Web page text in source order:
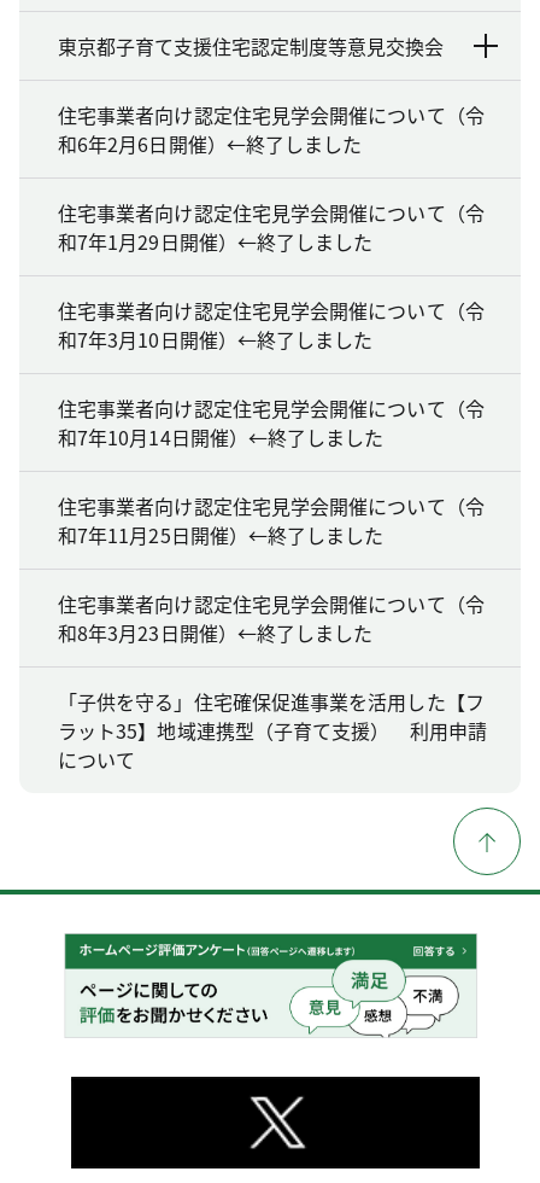
東京都子育て支援住宅認定制度等意見交換会
住宅事業者向け認定住宅見学会開催について（令
和6年2月6日開催）←終了しました
住宅事業者向け認定住宅見学会開催について（令
和7年1月29日開催）←終了しました
住宅事業者向け認定住宅見学会開催について（令
和7年3月10日開催）←終了しました
住宅事業者向け認定住宅見学会開催について（令
和7年10月14日開催）←終了しました
住宅事業者向け認定住宅見学会開催について（令
和7年11月25日開催）←終了しました
住宅事業者向け認定住宅見学会開催について（令
和8年3月23日開催）←終了しました
「子供を守る」住宅確保促進事業を活用した【フ
ラット35】地域連携型（子育て支援） 利用申請
について